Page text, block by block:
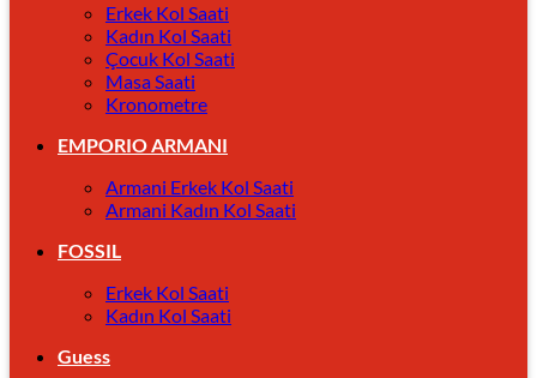
Erkek Kol Saati
Kadın Kol Saati
Çocuk Kol Saati
Masa Saati
Kronometre
EMPORIO ARMANI
Armani Erkek Kol Saati
Armani Kadın Kol Saati
FOSSIL
Erkek Kol Saati
Kadın Kol Saati
Guess